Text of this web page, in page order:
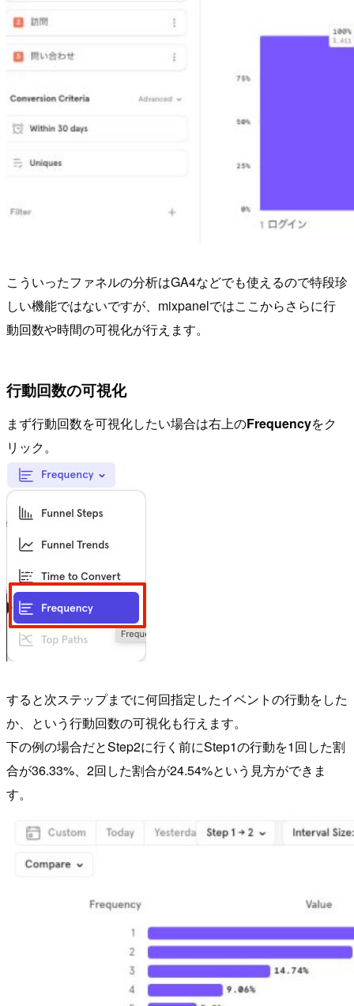
こういったファネルの分析はGA4などでも使えるので特段珍
しい機能ではないですが、mixpanelではここからさらに行
動回数や時間の可視化が行えます。
行動回数の可視化
まず行動回数を可視化したい場合は右上のFrequencyをク
リック。
すると次ステップまでに何回指定したイベントの行動をした
か、という行動回数の可視化も行えます。
下の例の場合だとStep2に行く前にStep1の行動を1回した割
合が36.33%、2回した割合が24.54%という見方ができま
す。